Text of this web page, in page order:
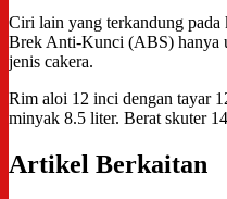
Ciri lain yang terkandung pada
Brek Anti-Kunci (ABS) hanya
jenis cakera.
Rim aloi 12 inci dengan tayar
minyak 8.5 liter. Berat skuter
Artikel Berkaitan